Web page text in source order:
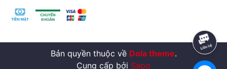
Bản quyền thuộc về Dola theme.
Cung cấp bởi Sapo